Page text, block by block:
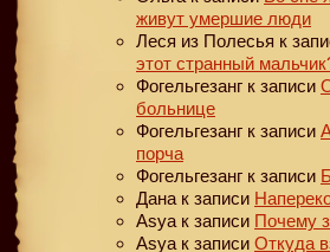
живут умершие люди
Леся из Полесья к
этот странный
Фогельгезанг к записи
больнице
Фогельгезанг к записи
порча
Фогельгезанг к записи
Дана к записи
Asya к записи Почему
Asya к записи Откуда